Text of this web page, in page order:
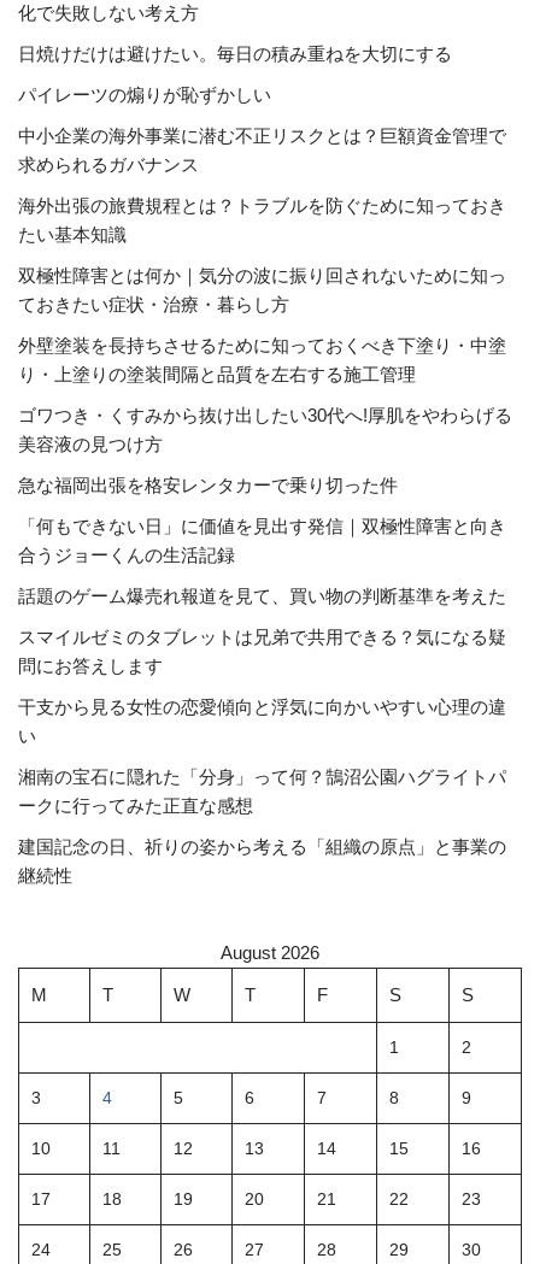
化で失敗しない考え方
日焼けだけは避けたい。毎日の積み重ねを大切にする
パイレーツの煽りが恥ずかしい
中小企業の海外事業に潜む不正リスクとは？巨額資金管理で
求められるガバナンス
海外出張の旅費規程とは？トラブルを防ぐために知っておき
たい基本知識
双極性障害とは何か｜気分の波に振り回されないために知っ
ておきたい症状・治療・暮らし方
外壁塗装を長持ちさせるために知っておくべき下塗り・中塗
り・上塗りの塗装間隔と品質を左右する施工管理
ゴワつき・くすみから抜け出したい30代へ!厚肌をやわらげる
美容液の見つけ方
急な福岡出張を格安レンタカーで乗り切った件
「何もできない日」に価値を見出す発信｜双極性障害と向き
合うジョーくんの生活記録
話題のゲーム爆売れ報道を見て、買い物の判断基準を考えた
スマイルゼミのタブレットは兄弟で共用できる？気になる疑
問にお答えします
干支から見る女性の恋愛傾向と浮気に向かいやすい心理の違
い
湘南の宝石に隠れた「分身」って何？鵠沼公園ハグライトパ
ークに行ってみた正直な感想
建国記念の日、祈りの姿から考える「組織の原点」と事業の
継続性
August 2026
M T W T F S S
1 2
3 4 5 6 7 8 9
10 11 12 13 14 15 16
17 18 19 20 21 22 23
24 25 26 27 28 29 30